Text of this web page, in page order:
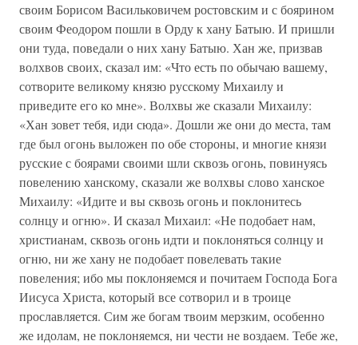
своим Борисом Васильковичем ростовским и с боярином
своим Феодором пошли в Орду к хану Батыю. И пришли
они туда, поведали о них хану Батыю. Хан же, призвав
волхвов своих, сказал им: «Что есть по обычаю вашему,
сотворите великому князю русскому Михаилу и
приведите его ко мне». Волхвы же сказали Михаилу:
«Хан зовет тебя, иди сюда». Дошли же они до места, там
где был огонь выложен по обе стороны, и многие князи
русские с боярами своими шли сквозь огонь, повинуясь
повелению ханскому, сказали же волхвы слово ханское
Михаилу: «Идите и вы сквозь огонь и поклонитесь
солнцу и огню». И сказал Михаил: «Не подобает нам,
христианам, сквозь огонь идти и поклоняться солнцу и
огню, ни же хану не подобает повелевать такие
повеления; ибо мы поклоняемся и почитаем Господа Бога
Иисуса Христа, который все сотворил и в троице
прославляется. Сим же богам твоим мерзким, особенно
же идолам, не поклоняемся, ни чести не воздаем. Тебе же,